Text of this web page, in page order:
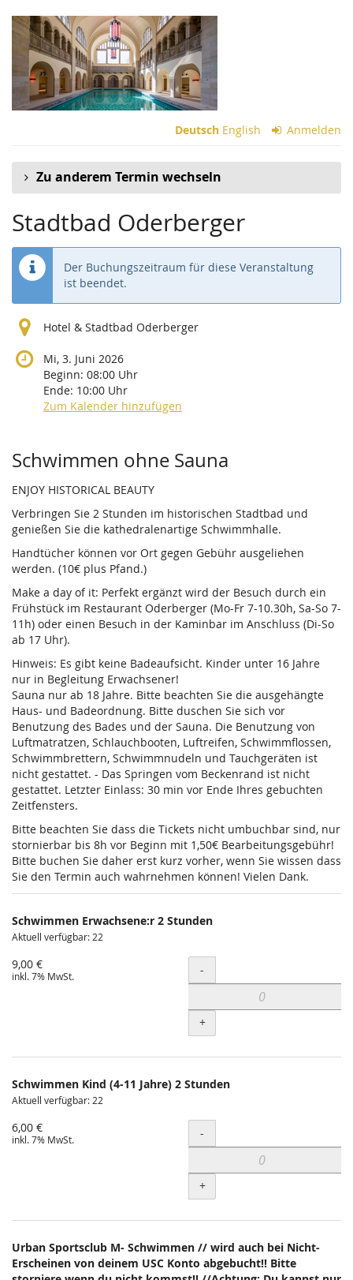
Zum
Haupt-
Inhalt
springen
Deutsch English Anmelden
Zu anderem Termin wechseln
Stadtbad Oderberger
Der Buchungszeitraum für diese Veranstaltung
ist beendet.
Hotel & Stadtbad Oderberger
Mi, 3. Juni 2026
Beginn: 08:00 Uhr
Ende: 10:00 Uhr
Zum Kalender hinzufügen
Produkte
Schwimmen ohne Sauna
ENJOY HISTORICAL BEAUTY
Verbringen Sie 2 Stunden im historischen Stadtbad und
genießen Sie die kathedralenartige Schwimmhalle.
Handtücher können vor Ort gegen Gebühr ausgeliehen
werden. (10€ plus Pfand.)
Make a day of it: Perfekt ergänzt wird der Besuch durch ein
Frühstück im Restaurant Oderberger (Mo-Fr 7-10.30h, Sa-So 7-
11h) oder einen Besuch in der Kaminbar im Anschluss (Di-So
ab 17 Uhr).
Hinweis: Es gibt keine Badeaufsicht. Kinder unter 16 Jahre
nur in Begleitung Erwachsener!
Sauna nur ab 18 Jahre. Bitte beachten Sie die ausgehängte
Haus- und Badeordnung. Bitte duschen Sie sich vor
Benutzung des Bades und der Sauna. Die Benutzung von
Luftmatratzen, Schlauchbooten, Luftreifen, Schwimmflossen,
Schwimmbrettern, Schwimmnudeln und Tauchgeräten ist
nicht gestattet. - Das Springen vom Beckenrand ist nicht
gestattet. Letzter Einlass: 30 min vor Ende Ihres gebuchten
Zeitfensters.
Bitte beachten Sie dass die Tickets nicht umbuchbar sind, nur
stornierbar bis 8h vor Beginn mit 1,50€ Bearbeitungsgebühr!
Bitte buchen Sie daher erst kurz vorher, wenn Sie wissen dass
Sie den Termin auch wahrnehmen können! Vielen Dank.
Schwimmen Erwachsene:r 2 Stunden
Aktuell verfügbar: 22
9,00 €
inkl. 7% MwSt. Menge
-
+
Schwimmen Kind (4-11 Jahre) 2 Stunden
Aktuell verfügbar: 22
6,00 €
inkl. 7% MwSt. Menge
-
+
Urban Sportsclub M- Schwimmen // wird auch bei Nicht-
Erscheinen von deinem USC Konto abgebucht!! Bitte